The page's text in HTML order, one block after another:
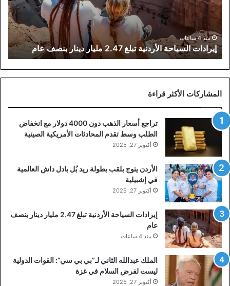
مليار
دينار
بنصف
عام منذ 4 ساعات
إيرادات السياحة الأردنية تبلغ 2.47 مليار دينار بنصف عام
المشاركات الأكثر قراءة
تراجع أسعار الذهب دون 4000 دولار مع انخفاض
الطلب وسط تقدم المحادثات الأمريكية الصينية
أكتوبر 27, 2025
الأردن يتوج بلقب بطولة ريد بُل بادل داش العالمية
في إشبيلية
أكتوبر 27, 2025
إيرادات السياحة الأردنية تبلغ 2.47 مليار دينار بنصف
عام
منذ 4 ساعات
الملك عبدالله الثاني لـ”بي بي سي”: القوات الدولية
ليست لفرض السلام في غزة
أكتوبر 27, 2025